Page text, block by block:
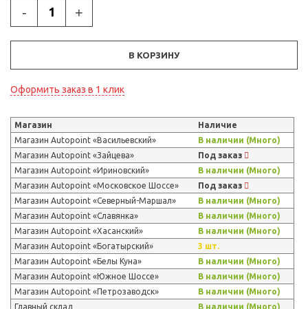
- +
В КОРЗИНУ
Оформить заказ в 1 клик
Магазин
Наличие
Магазин Autopoint «Васильевский»
В наличии (Много)
Магазин Autopoint «Зайцева»
Под заказ
Магазин Autopoint «Ириновский»
В наличии (Много)
Магазин Autopoint «Московское Шоссе»
Под заказ
Магазин Autopoint «Северный-Маршал»
В наличии (Много)
Магазин Autopoint «Славянка»
В наличии (Много)
Магазин Autopoint «Хасанский»
В наличии (Много)
Магазин Autopoint «Богатырский»
3 шт.
Магазин Autopoint «Белы Куна»
В наличии (Много)
Магазин Autopoint «Южное Шоссе»
В наличии (Много)
Магазин Autopoint «Петрозаводск»
В наличии (Много)
Главный склад
В наличии (Много)